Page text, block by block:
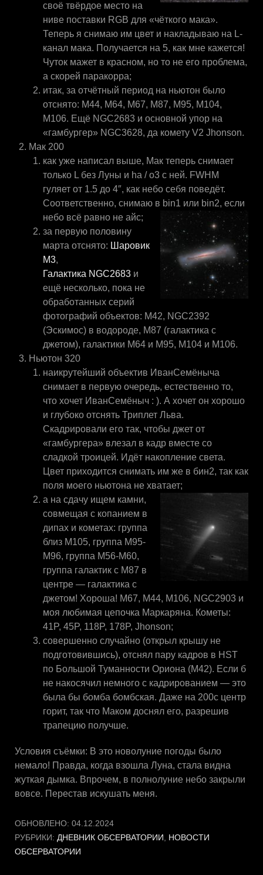
своё твёрдое место на
ниве поставки RGB для «чёткого мака».
Теперь я снимаю им цвет и накладываю на L-
канал мака. Получается на 5, как мне кажется!
Чуток мажет в красном, но то не его проблема,
а скорей паракорра;
итак, за отчётный период на ньютон было
отснято: M44, M64, M67, M87, M95, M104,
M106. Ещё NGC2683 и основной упор на
«гамбургер» NGC3628, да комету V2 Jhonson.
Мак 200
как уже написал выше, Мак теперь снимает
только L без Луны и ha / o3 с ней. FWHM
гуляет от 1.5 до 4″, как небо себя поведёт.
Соответственно, снимаю в bin1 или bin2, если
небо всё равно не айс;
за первую половину
марта отснято: Шаровик
М3,
Галактика NGC2683 и
ещё несколько, пока не
обработанных серий
фотографий объектов: М42, NGC2392
(Эскимос) в водороде, M87 (галактика с
джетом), галактики M64 и М95, М104 и М106.
Ньютон 320
наикрутейший объектив ИванСемёныча
снимает в первую очередь, естественно то,
что хочет ИванСемёныч : ). А хочет он хорошо
и глубоко отснять Триплет Льва.
Скадрировали его так, чтобы джет от
«гамбургера» влезал в кадр вместе со
сладкой троицей. Идёт накопление света.
Цвет приходится снимать им же в бин2, так как
поля моего ньютона не хватает;
а на сдачу ищем камни,
совмещая с копанием в
дипах и кометах: группа
близ M105, группа М95-
М96, группа М56-М60,
группа галактик с М87 в
центре — галактика с
джетом! Хороша! М67, М44, М106, NGC2903 и
моя любимая цепочка Маркаряна. Кометы:
41P, 45P, 118P, 178P, Jhonson;
совершенно случайно (открыл крышу не
подготовившись), отснял пару кадров в HST
по Большой Туманности Ориона (М42). Если б
не накосячил немного с кадрированием — это
была бы бомба бомбская. Даже на 200с центр
горит, так что Маком доснял его, разрешив
трапецию получше.
Условия съёмки: В это новолуние погоды было
немало! Правда, когда взошла Луна, стала видна
жуткая дымка. Впрочем, в полнолуние небо закрыли
вовсе. Перестав искушать меня.
ОБНОВЛЕНО: 04.12.2024
РУБРИКИ: ДНЕВНИК ОБСЕРВАТОРИИ , НОВОСТИ
ОБСЕРВАТОРИИ